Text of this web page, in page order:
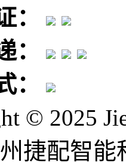
：
：
：
© 2025
捷配智